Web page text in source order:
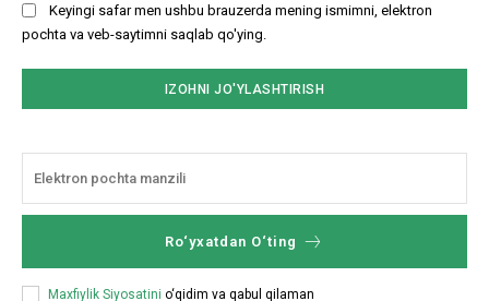
Keyingi safar men ushbu brauzerda mening ismimni, elektron
pochta va veb-saytimni saqlab qo'ying.
Ro‘yxatdan O‘ting
Maxfiylik Siyosatini o‘qidim va qabul qilaman